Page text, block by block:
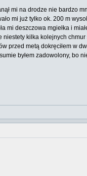
mi na drodze nie bardzo
mi już tylko ok. 200 m
mi deszczowa mgiełka i
niestety kilka kolejnych
przed metą dokręciłem w
byłem zadowolony,